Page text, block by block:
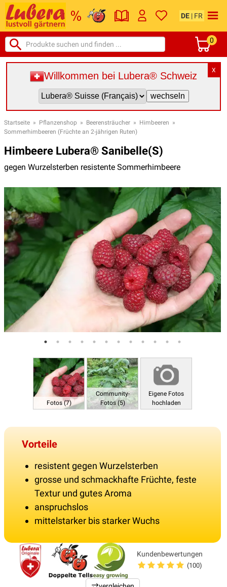
DE | FR
0
X
Willkommen bei Lubera® Schweiz
Startseite » Pflanzenshop » Beerensträucher » Himbeeren »
Sommerhimbeeren (Früchte an 2-jährigen Ruten)
Himbeere Lubera® Sanibelle(S)
gegen Wurzelsterben resistente Sommerhimbeere
Fotos (7)
Community-
Fotos (5)
Eigene Fotos
hochladen
Vorteile
resistent gegen Wurzelsterben
grosse und schmackhafte Früchte, feste
Textur und gutes Aroma
anspruchslos
mittelstarker bis starker Wuchs
Kundenbewertungen
(100)